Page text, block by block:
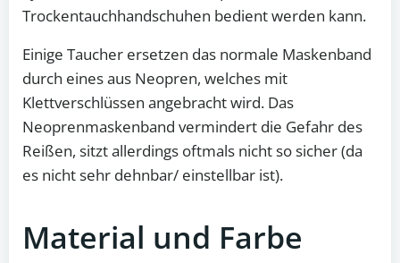
Trockentauchhandschuhen bedient werden kann.
Einige Taucher ersetzen das normale Maskenband
durch eines aus Neopren, welches mit
Klettverschlüssen angebracht wird. Das
Neoprenmaskenband vermindert die Gefahr des
Reißen, sitzt allerdings oftmals nicht so sicher (da
es nicht sehr dehnbar/ einstellbar ist).
Material und Farbe